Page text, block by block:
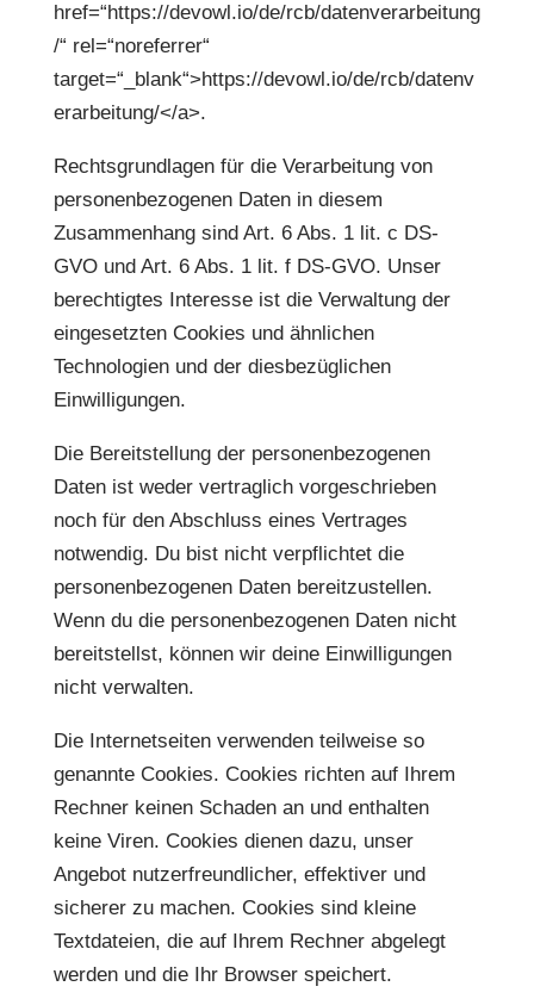
href=“https://devowl.io/de/rcb/datenverarbeitung
/“ rel=“noreferrer“
target=“_blank“>https://devowl.io/de/rcb/datenv
erarbeitung/</a>.
Rechtsgrundlagen für die Verarbeitung von
personenbezogenen Daten in diesem
Zusammenhang sind Art. 6 Abs. 1 lit. c DS-
GVO und Art. 6 Abs. 1 lit. f DS-GVO. Unser
berechtigtes Interesse ist die Verwaltung der
eingesetzten Cookies und ähnlichen
Technologien und der diesbezüglichen
Einwilligungen.
Die Bereitstellung der personenbezogenen
Daten ist weder vertraglich vorgeschrieben
noch für den Abschluss eines Vertrages
notwendig. Du bist nicht verpflichtet die
personenbezogenen Daten bereitzustellen.
Wenn du die personenbezogenen Daten nicht
bereitstellst, können wir deine Einwilligungen
nicht verwalten.
Die Internetseiten verwenden teilweise so
genannte Cookies. Cookies richten auf Ihrem
Rechner keinen Schaden an und enthalten
keine Viren. Cookies dienen dazu, unser
Angebot nutzerfreundlicher, effektiver und
sicherer zu machen. Cookies sind kleine
Textdateien, die auf Ihrem Rechner abgelegt
werden und die Ihr Browser speichert.